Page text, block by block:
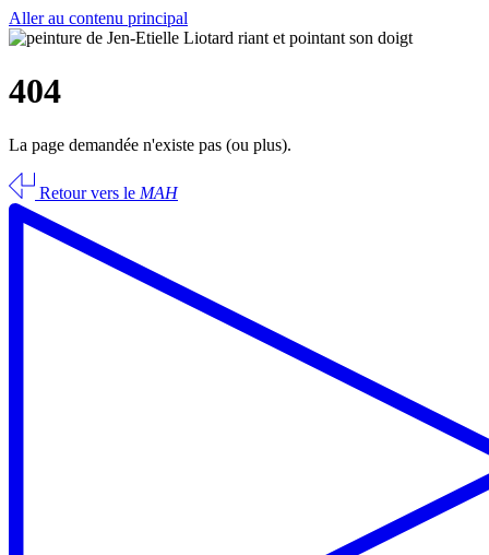
Aller au contenu principal
404
La page demandée n'existe pas (ou plus).
Retour vers le MAH